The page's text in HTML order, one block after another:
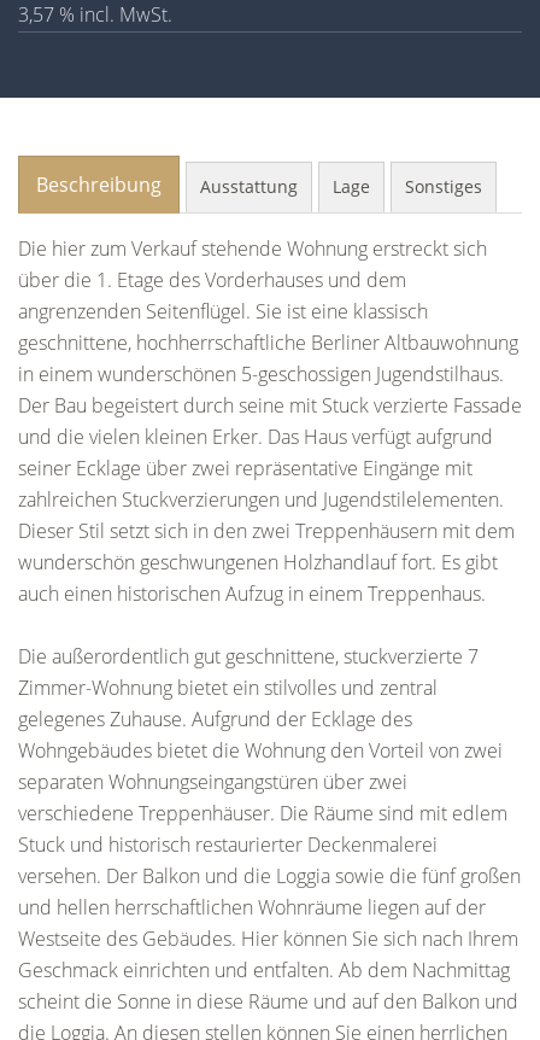
3,57 % incl. MwSt.
Beschreibung Ausstattung Lage Sonstiges
Die hier zum Verkauf stehende Wohnung erstreckt sich
über die 1. Etage des Vorderhauses und dem
angrenzenden Seitenflügel. Sie ist eine klassisch
geschnittene, hochherrschaftliche Berliner Altbauwohnung
in einem wunderschönen 5-geschossigen Jugendstilhaus.
Der Bau begeistert durch seine mit Stuck verzierte Fassade
und die vielen kleinen Erker. Das Haus verfügt aufgrund
seiner Ecklage über zwei repräsentative Eingänge mit
zahlreichen Stuckverzierungen und Jugendstilelementen.
Dieser Stil setzt sich in den zwei Treppenhäusern mit dem
wunderschön geschwungenen Holzhandlauf fort. Es gibt
auch einen historischen Aufzug in einem Treppenhaus.
Die außerordentlich gut geschnittene, stuckverzierte 7
Zimmer-Wohnung bietet ein stilvolles und zentral
gelegenes Zuhause. Aufgrund der Ecklage des
Wohngebäudes bietet die Wohnung den Vorteil von zwei
separaten Wohnungseingangstüren über zwei
verschiedene Treppenhäuser. Die Räume sind mit edlem
Stuck und historisch restaurierter Deckenmalerei
versehen. Der Balkon und die Loggia sowie die fünf großen
und hellen herrschaftlichen Wohnräume liegen auf der
Westseite des Gebäudes. Hier können Sie sich nach Ihrem
Geschmack einrichten und entfalten. Ab dem Nachmittag
scheint die Sonne in diese Räume und auf den Balkon und
die Loggia. An diesen stellen können Sie einen herrlichen